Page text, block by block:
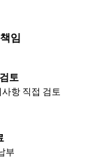
임
토
사항 직접 검토
부